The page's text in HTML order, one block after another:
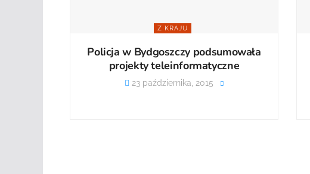
Z KRAJU
Policja w Bydgoszczy podsumowała
projekty teleinformatyczne
23 października, 2015